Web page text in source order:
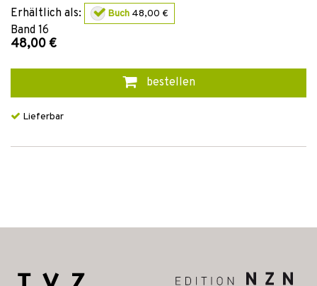
Erhältlich als: Buch 48,00 €
Band 16
48,00 €
bestellen
Lieferbar